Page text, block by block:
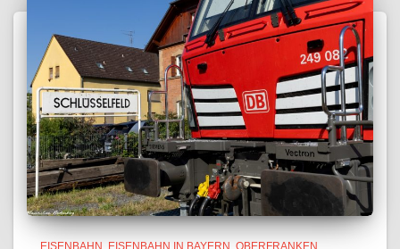
EISENBAHN EISENBAHN IN BAYERN OBERFRANKEN